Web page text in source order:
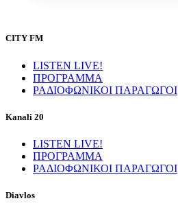
CITY FM
LISTEN LIVE!
ΠΡΟΓΡΑΜΜΑ
ΡΑΔΙΟΦΩΝΙΚΟΙ ΠΑΡΑΓΩΓΟΙ
Kanali 20
LISTEN LIVE!
ΠΡΟΓΡΑΜΜΑ
ΡΑΔΙΟΦΩΝΙΚΟΙ ΠΑΡΑΓΩΓΟΙ
Diavlos